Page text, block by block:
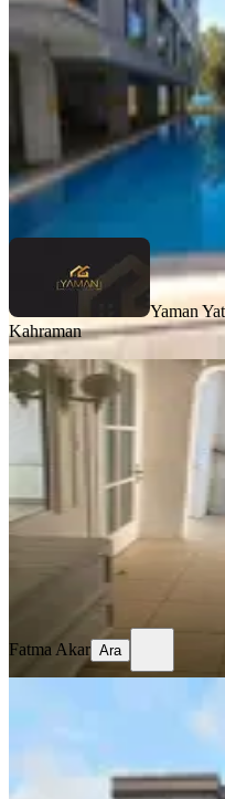
3+1·155
41.500 ₺
Yaman Yatırım Gayrimenkul
Ara
Yaman
Kahraman
MANZARALI
Sadece
Akhisar,
2+1
18.000 ₺
Fatma Akar
Fatma Akar Ara
Hürriyet
Ferah
Akhisar,